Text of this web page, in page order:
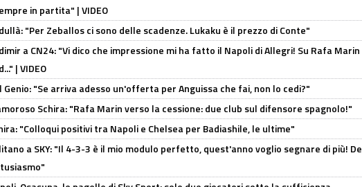
in partita" | VIDEO
"Per Zeballos ci sono delle scadenze. Lukaku è il prezzo di Conte"
a CN24: "Vi dico che impressione mi ha fatto il Napoli di Allegri! Su Rafa Marin
| VIDEO
Genio: "Se arriva adesso un'offerta per Anguissa che fai, non lo cedi?"
Schira: "Rafa Marin verso la cessione: due club sul difensore spagnolo!"
"Colloqui positivi tra Napoli e Chelsea per Badiashile, le ultime"
a SKY: "Il 4-3-3 è il mio modulo perfetto, quest'anno voglio segnare di più! De